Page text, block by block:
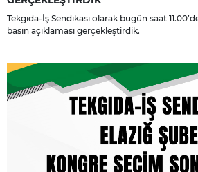
Tekgıda-İş Sendikası olarak bugün saat
basın açıklaması gerçekleştirdik.